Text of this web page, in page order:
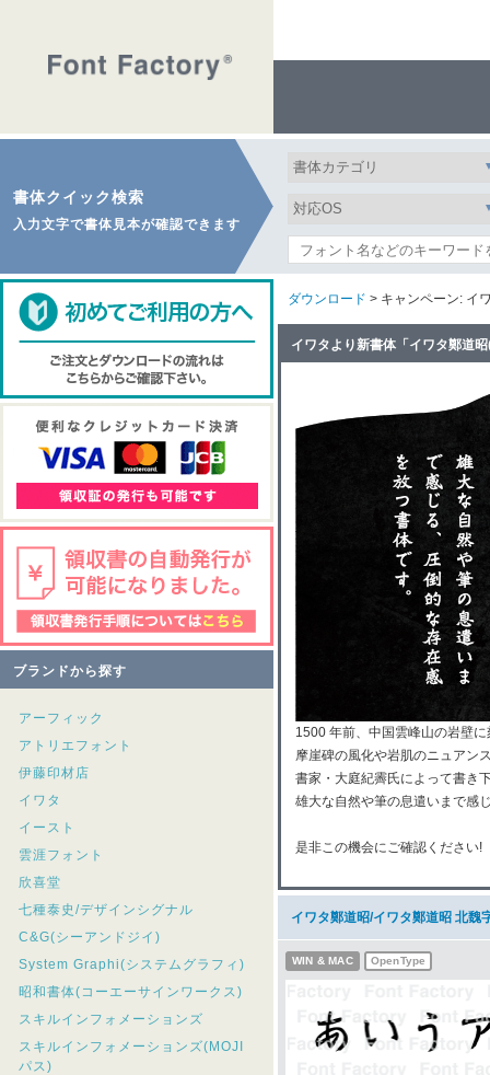
書体クイック検索
入力文字で書体見本が確認できます
ブランドから探す
アーフィック
アトリエフォント
伊藤印材店
イワタ
イースト
雲涯フォント
欣喜堂
七種泰史/デザインシグナル
C&G(シーアンドジイ)
System Graphi(システムグラフィ)
昭和書体(コーエーサインワークス)
スキルインフォメーションズ
スキルインフォメーションズ(MOJI
パス)
ダウンロード > キャンペーン: イ
イワタより新書体「イワタ鄭道
1500 年前、中国雲峰山の岩壁
摩崖碑の風化や岩肌のニュアン
書家・大庭紀霽氏によって書き
雄大な自然や筆の息遣いまで感
是非この機会にご確認ください!
イワタ鄭道昭/イワタ鄭道昭 北魏
WIN & MAC OpenType